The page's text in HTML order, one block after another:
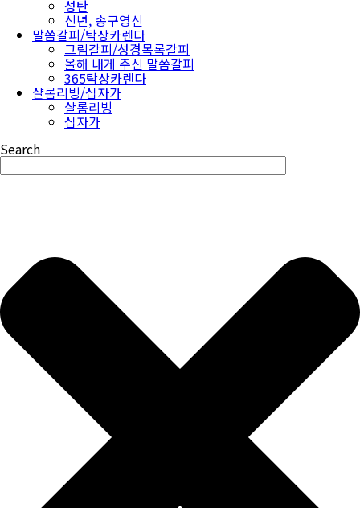
성탄
신년, 송구영신
말씀갈피/탁상카렌다
그림갈피/성경목록갈피
올해 내게 주신 말씀갈피
365탁상카렌다
샬롬리빙/십자가
샬롬리빙
십자가
Search